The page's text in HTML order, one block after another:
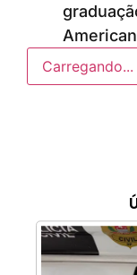
Carregando...